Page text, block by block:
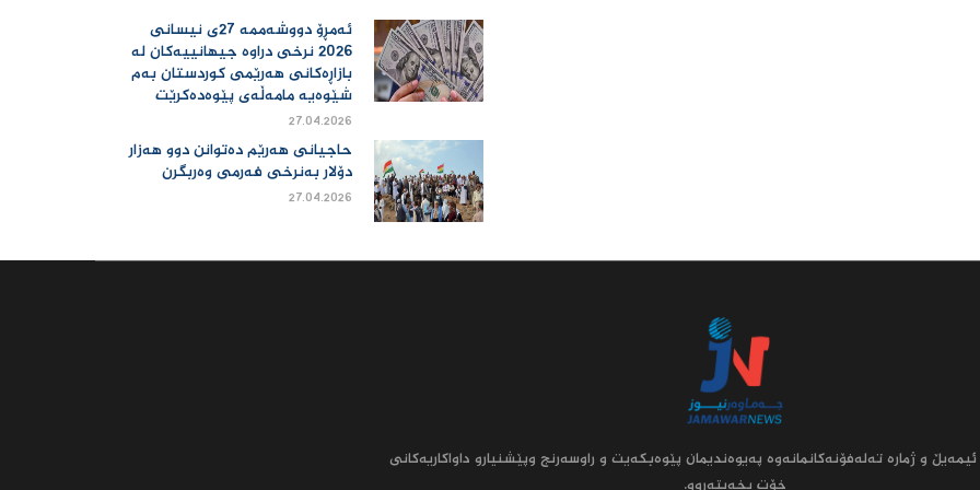
ئەمڕۆ دووشەممە 27ی نیسانی
2026 نرخی دراوە جیهانییەكان لە
بازاڕەكانی هەرێمی كوردستان بەم
شێوەیە مامەڵەی پێوەدەكرێت
27.04.2026
حاجیانی هەرێم دەتوانن دوو هەزار
دۆلار بەنرخی فەرمی وەربگرن
27.04.2026
و ژماره‌ ته‌له‌فۆنه‌کانمانه‌وه‌ په‌یوه‌ندیمان پێوه‌بکه‌یت و راوسه‌رنج وپێشنیارو داواکاریه‌کانى
خۆت بخه‌یته‌روو.